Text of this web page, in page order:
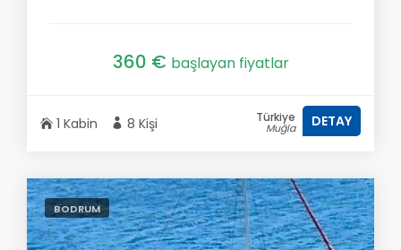
360 € başlayan fiyatlar
1 Kabin 8 Kişi Türkiye
Muğla DETAY
BODRUM